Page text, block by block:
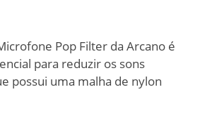
Pop Filter da Arcano é
para reduzir os sons
possui uma malha de nylon